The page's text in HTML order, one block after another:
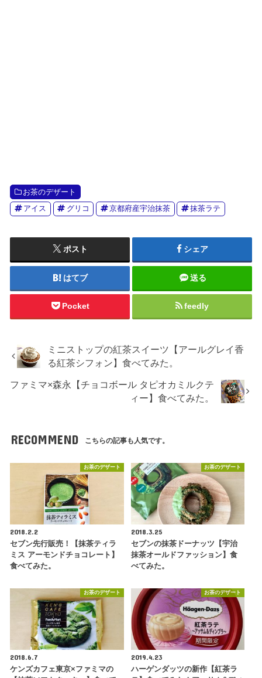
お茶のデザート
アイス
グリコ 京都府産宇治抹茶 抹茶ラテ
ポスト シェア
はてブ 送る
Pocket feedly
ミニストップの紅茶スイーツ【アールグレイ香
る紅茶シフォン】食べてみた。
ファミマ×森永【チョコボール タピオカミルクテ
ィー】食べてみた。
RECOMMEND こちらの記事も人気です。
お茶のデザート
2018.2.2
セブン先行販売！【抹茶ティラ
ミス アーモンドチョコレート】
食べてみた。
お茶のデザート
2018.3.25
セブンの抹茶ドーナッツ【宇治
抹茶オールドファッション】食
べてみた。
お茶のデザート
2018.6.7
ケンズカフェ東京×ファミマの
お茶のデザート
2019.4.23
ハーゲンダッツの新作【紅茶ラ